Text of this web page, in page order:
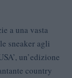
a una vasta
sneaker agli
un’edizione
country